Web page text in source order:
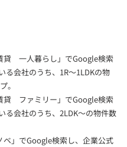
一人暮らし」でGoogle検索
る会社のうち、1R～1LDKの物
。
ファミリー」でGoogle検索
る会社のうち、2LDK～の物件数
」でGoogle検索し、企業公式